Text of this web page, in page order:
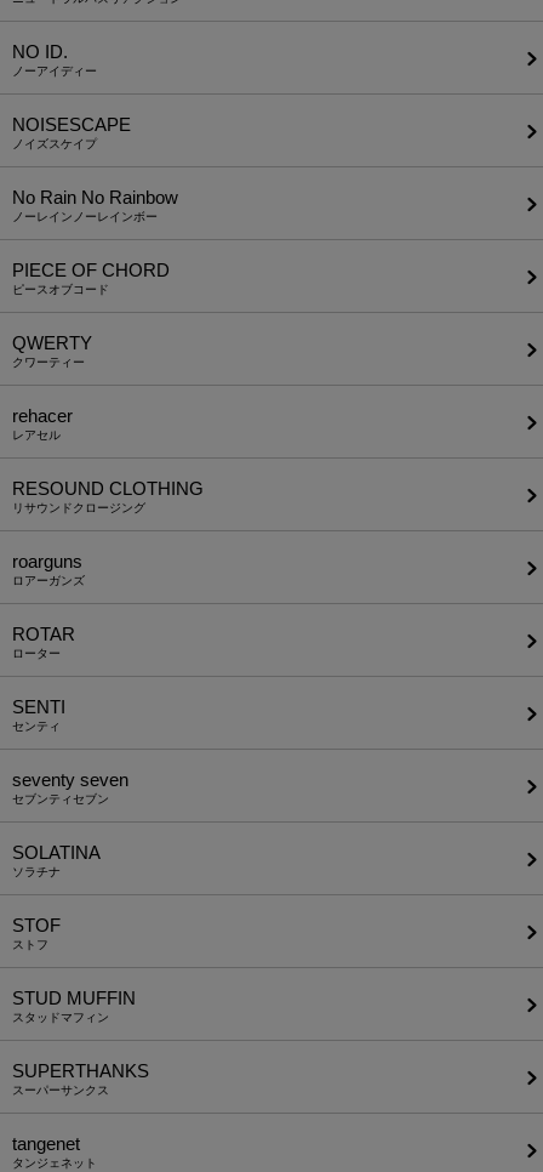
NO ID.
ノーアイディー
NOISESCAPE
ノイズスケイプ
No Rain No Rainbow
ノーレインノーレインボー
PIECE OF CHORD
ピースオブコード
QWERTY
クワーティー
rehacer
レアセル
RESOUND CLOTHING
リサウンドクロージング
roarguns
ロアーガンズ
ROTAR
ローター
SENTI
センティ
seventy seven
セブンティセブン
SOLATINA
ソラチナ
STOF
ストフ
STUD MUFFIN
スタッドマフィン
SUPERTHANKS
スーパーサンクス
tangenet
タンジェネット